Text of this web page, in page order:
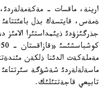
ارينة، ماقسات -
ةمةس، قايتسةك بذل باعئتتاعئ
جذرگئزؤدئ ذيئمداستئرا
مةملةكةت الدئنا ذلكةن
ماسةلةلةردئ شةشؤگة
تابيعي قاجةتتئلئك.